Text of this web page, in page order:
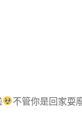
不管你是回家耍